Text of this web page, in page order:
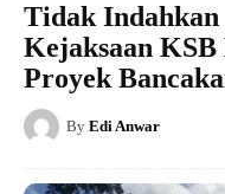
Tidak
Kejaksaan
Proyek
By Edi Anwar